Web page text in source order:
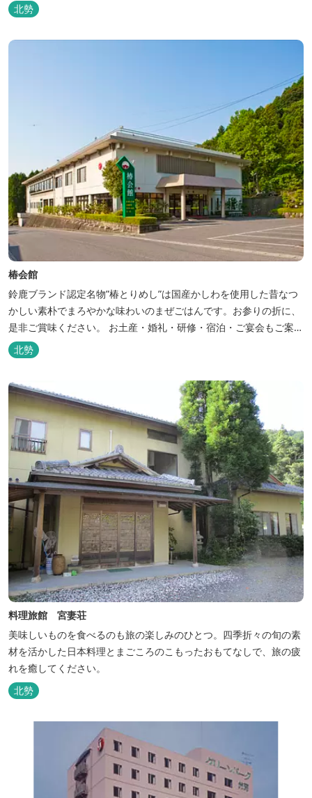
全館無線ＬＡＮ対応● ●バリアフリー対応のユニバーサルルームあ
り●
北勢
椿会館
鈴鹿ブランド認定名物”椿とりめし”は国産かしわを使用した昔なつ
かしい素朴でまろやかな味わいのまぜごはんです。お参りの折に、
是非ご賞味ください。 お土産・婚礼・研修・宿泊・ご宴会もご案内
しております。
北勢
料理旅館 宮妻荘
美味しいものを食べるのも旅の楽しみのひとつ。四季折々の旬の素
材を活かした日本料理とまごころのこもったおもてなしで、旅の疲
れを癒してください。
北勢